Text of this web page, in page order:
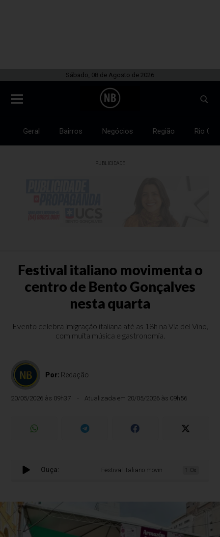
Sábado, 08 de Agosto de 2026
Geral Bairros Negócios Região Rio
PUBLICIDADE
Festival italiano movimenta o
centro de Bento Gonçalves
nesta quarta
Evento celebra imigração italiana até as 18h na Via del Vino,
com muita música e gastronomia.
Por: Redação
20/05/2026 às 09h37 Atualizada em 20/05/2026 às 09h56
Ouça: Festival italiano movimenta o centro de
1.0x